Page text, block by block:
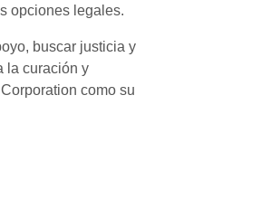
opciones legales.
buscar justicia y
la curación y
como su